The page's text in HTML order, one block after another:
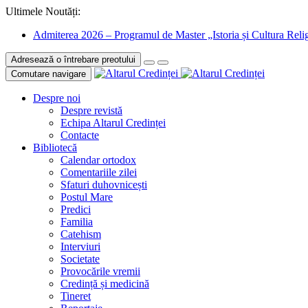
Ultimele Noutăți:
Admiterea 2026 – Programul de Master „Istoria și Cultura
Adresează o întrebare preotului
Comutare navigare
Despre noi
Despre revistă
Echipa Altarul Credinței
Contacte
Bibliotecă
Calendar ortodox
Comentariile zilei
Sfaturi duhovnicești
Postul Mare
Predici
Familia
Catehism
Interviuri
Societate
Provocările vremii
Credință și medicină
Tineret